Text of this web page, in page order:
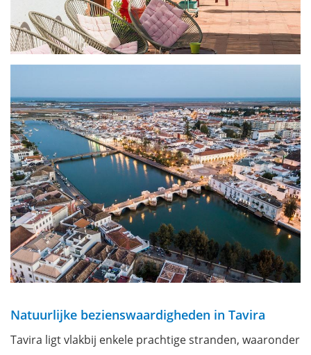
Natuurlijke bezienswaardigheden in Tavira
Tavira ligt vlakbij enkele prachtige stranden, waaronder